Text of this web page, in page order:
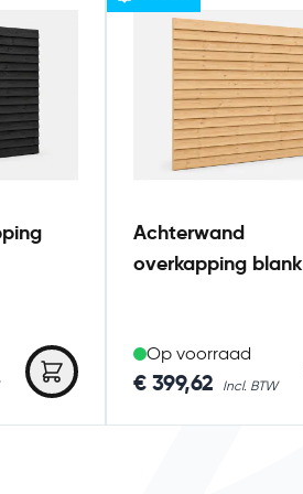
kunt de
wanden
zijn
Achterwand
overkapping blank
Op voorraad
As low as
€ 399,62